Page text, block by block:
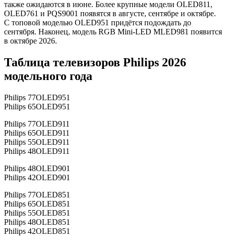
также ожидаются в июне. Более крупные модели OLED811,
OLED761 и PQS9001 появятся в августе, сентябре и октябре.
С топовой моделью OLED951 придётся подождать до
сентября. Наконец, модель RGB Mini-LED MLED981 появится
в октябре 2026.
Таблица телевизоров Philips 2026
модельного года
Philips 77OLED951
Philips 65OLED951
Philips 77OLED911
Philips 65OLED911
Philips 55OLED911
Philips 48OLED911
Philips 48OLED901
Philips 42OLED901
Philips 77OLED851
Philips 65OLED851
Philips 55OLED851
Philips 48OLED851
Philips 42OLED851